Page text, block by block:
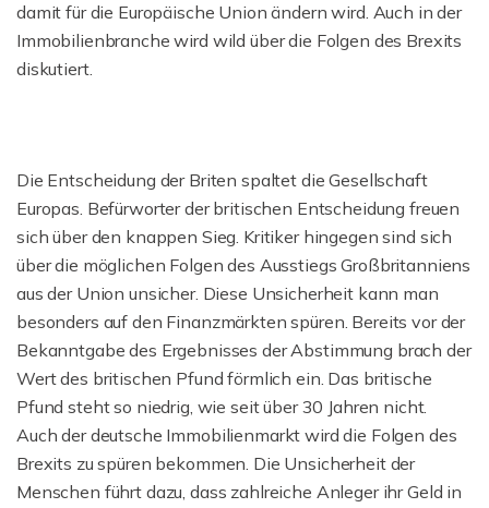
damit für die Europäische Union ändern wird. Auch in der
Immobilienbranche wird wild über die Folgen des Brexits
diskutiert.
Die Entscheidung der Briten spaltet die Gesellschaft
Europas. Befürworter der britischen Entscheidung freuen
sich über den knappen Sieg. Kritiker hingegen sind sich
über die möglichen Folgen des Ausstiegs Großbritanniens
aus der Union unsicher. Diese Unsicherheit kann man
besonders auf den Finanzmärkten spüren. Bereits vor der
Bekanntgabe des Ergebnisses der Abstimmung brach der
Wert des britischen Pfund förmlich ein. Das britische
Pfund steht so niedrig, wie seit über 30 Jahren nicht.
Auch der deutsche Immobilienmarkt wird die Folgen des
Brexits zu spüren bekommen. Die Unsicherheit der
Menschen führt dazu, dass zahlreiche Anleger ihr Geld in